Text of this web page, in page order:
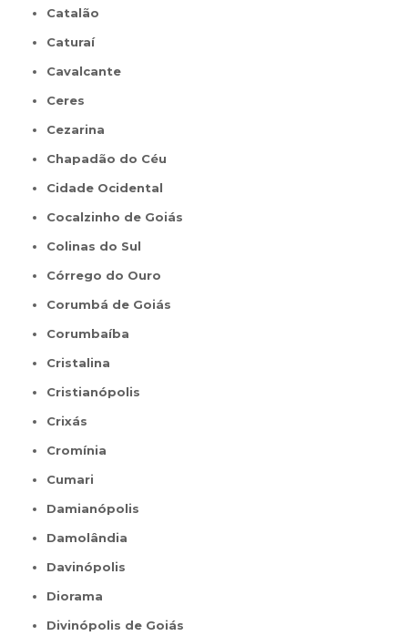
Catalão
Caturaí
Cavalcante
Ceres
Cezarina
Chapadão do Céu
Cidade Ocidental
Cocalzinho de Goiás
Colinas do Sul
Córrego do Ouro
Corumbá de Goiás
Corumbaíba
Cristalina
Cristianópolis
Crixás
Cromínia
Cumari
Damianópolis
Damolândia
Davinópolis
Diorama
Divinópolis de Goiás